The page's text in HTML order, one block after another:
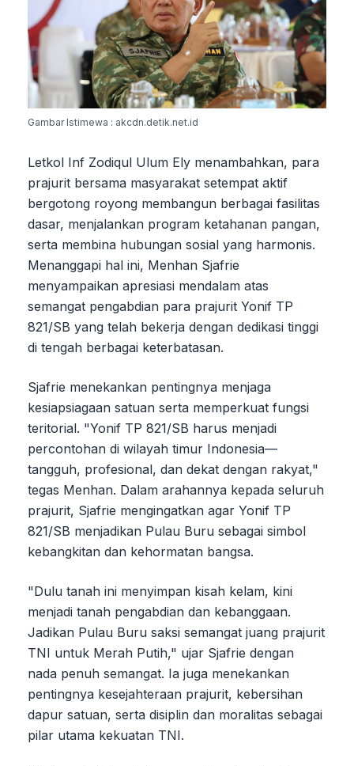
Gambar Istimewa : akcdn.detik.net.id
Letkol Inf Zodiqul Ulum Ely menambahkan, para
prajurit bersama masyarakat setempat aktif
bergotong royong membangun berbagai fasilitas
dasar, menjalankan program ketahanan pangan,
serta membina hubungan sosial yang harmonis.
Menanggapi hal ini, Menhan Sjafrie
menyampaikan apresiasi mendalam atas
semangat pengabdian para prajurit Yonif TP
821/SB yang telah bekerja dengan dedikasi tinggi
di tengah berbagai keterbatasan.
Sjafrie menekankan pentingnya menjaga
kesiapsiagaan satuan serta memperkuat fungsi
teritorial. "Yonif TP 821/SB harus menjadi
percontohan di wilayah timur Indonesia—
tangguh, profesional, dan dekat dengan rakyat,"
tegas Menhan. Dalam arahannya kepada seluruh
prajurit, Sjafrie mengingatkan agar Yonif TP
821/SB menjadikan Pulau Buru sebagai simbol
kebangkitan dan kehormatan bangsa.
"Dulu tanah ini menyimpan kisah kelam, kini
menjadi tanah pengabdian dan kebanggaan.
Jadikan Pulau Buru saksi semangat juang prajurit
TNI untuk Merah Putih," ujar Sjafrie dengan
nada penuh semangat. Ia juga menekankan
pentingnya kesejahteraan prajurit, kebersihan
dapur satuan, serta disiplin dan moralitas sebagai
pilar utama kekuatan TNI.